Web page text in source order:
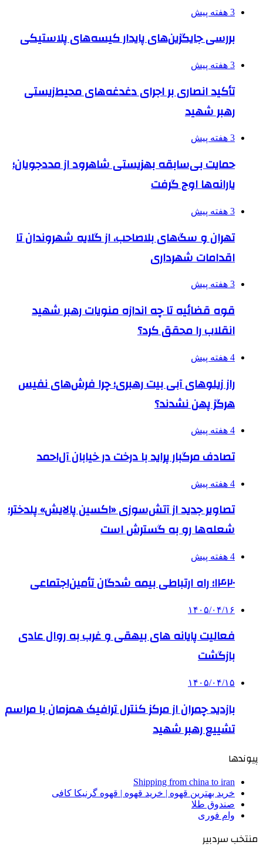
3 هفته پیش
بررسی جایگزین‌های پایدار کیسه‌های پلاستیکی
3 هفته پیش
تأکید انصاری بر اجرای دغدغه‌های محیط‌زیستی
رهبر شهید
3 هفته پیش
حمایت بی‌سابقه بهزیستی شاهرود از مددجویان؛
یارانه‌ها اوج گرفت
3 هفته پیش
تهران و سگ‌های بلاصاحب، از گلایه شهروندان تا
اقدامات شهرداری
3 هفته پیش
قوه قضائیه تا چه اندازه منویات رهبر شهید
انقلاب را محقق کرد؟
4 هفته پیش
راز زیلوهای آبی بیت رهبری؛ چرا فرش‌های نفیس
هرگز پهن نشدند؟
4 هفته پیش
تصادف مرگبار پراید با درخت در خیابان آل‌احمد
4 هفته پیش
تصاویر جدید از آتش‌سوزی «اکسین پالایش» پلدختر؛
شعله‌ها رو به گسترش است
4 هفته پیش
۱۴۲۰؛ راه ارتباطی بیمه شدگان تأمین‌اجتماعی
۱۴۰۵/۰۴/۱۶
فعالیت پایانه های بیهقی و غرب به روال عادی
بازگشت
۱۴۰۵/۰۴/۱۵
بازدید چمران از مرکز کنترل ترافیک همزمان با مراسم
تشییع رهبر شهید
پیوندها
Shipping from china to iran
خرید بهترین قهوه | خرید قهوه | قهوه گرنیکا کافی
صندوق طلا
وام فوری
منتخب سردبیر